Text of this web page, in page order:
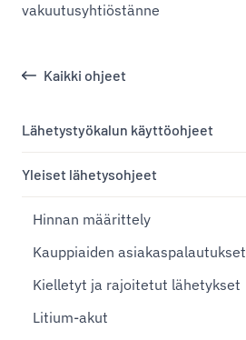
Kaikki ohjeet
Lähetystyökalun käyttöohjeet
Yleiset lähetysohjeet
Hinnan määrittely
Kauppiaiden asiakaspalautukset
Kielletyt ja rajoitetut lähetykset
Litium-akut
vakuutusyhtiöstänne